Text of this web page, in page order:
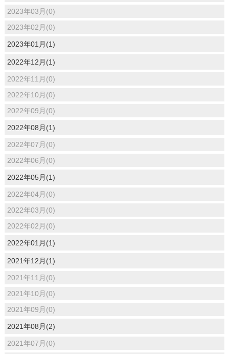
2023年03月(0)
2023年02月(0)
2023年01月(1)
2022年12月(1)
2022年11月(0)
2022年10月(0)
2022年09月(0)
2022年08月(1)
2022年07月(0)
2022年06月(0)
2022年05月(1)
2022年04月(0)
2022年03月(0)
2022年02月(0)
2022年01月(1)
2021年12月(1)
2021年11月(0)
2021年10月(0)
2021年09月(0)
2021年08月(2)
2021年07月(0)